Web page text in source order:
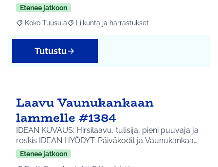
Etenee jatkoon
Rajaa tulokset aihepiirin mukaan: Koko Tuusula
Koko Tuusula Rajaa tulokset teeman mukaan: Liikunta ja
Liikunta ja harrastukset
Tutustu
Laavu Vaunukankaan
lammelle #1384
IDEAN KUVAUS: Hirsilaavu, tulisija, pieni puuvaja ja
roskis IDEAN HYÖDYT: Päiväkodit ja Vaunukankaa…
Etenee jatkoon